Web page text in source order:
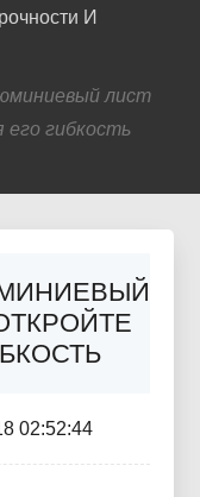
И
лист
гибкость
02:52:44